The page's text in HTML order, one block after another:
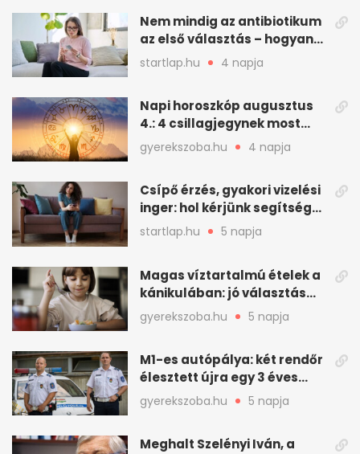
Nem mindig az antibiotikum
az első választás – hogyan
kezeljük a felfázást? (x)
startlap.hu 4 napja
Napi horoszkóp augusztus
4.: 4 csillagjegynek most
minden összejön
gyerekszoba.hu 4 napja
Csípő érzés, gyakori vizelési
inger: hol kérjünk segítséget
felfázás esetén?
startlap.hu 5 napja
Magas víztartalmú ételek a
kánikulában: jó választás
gyerekeknek
gyerekszoba.hu 5 napja
M1-es autópálya: két rendőr
élesztett újra egy 3 éves
kisfiút
gyerekszoba.hu 5 napja
Meghalt Szelényi Iván, a